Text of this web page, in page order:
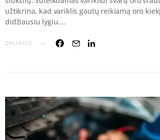
užtikrina, kad variklis gautų reikiamą oro
didžiausiu lygiu.…
DALINTIS